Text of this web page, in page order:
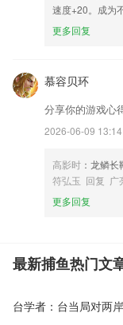
速度+20。成为
更多回复
慕容贝环
分享你的游戏心
2026-06-09 13:14
高影时 ：龙鳞
符弘玉 回复 广
更多回复
最新捕鱼热门文
台学者：台当局对两